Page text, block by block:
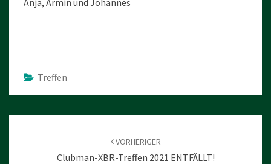
Anja, Armin und Johannes
Treffen
VORHERIGER
Clubman-XBR-Treffen 2021 ENTFÄLLT!